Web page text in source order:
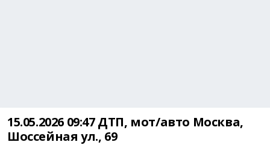
15.05.2026 09:47 ДТП, мот/авто Москва,
Шоссейная ул., 69